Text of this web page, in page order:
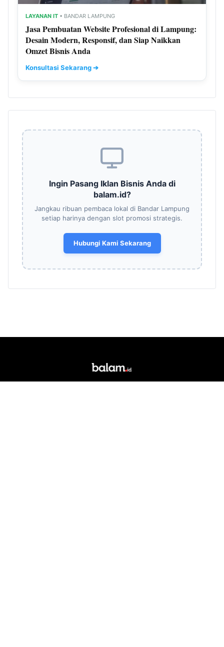
LAYANAN IT • BANDAR LAMPUNG
Jasa Pembuatan Website Profesional di Lampung:
Desain Modern, Responsif, dan Siap Naikkan
Omzet Bisnis Anda
Konsultasi Sekarang ➔
Ingin Pasang Iklan Bisnis Anda di
balam.id?
Jangkau ribuan pembaca lokal di Bandar Lampung
setiap harinya dengan slot promosi strategis.
Hubungi Kami Sekarang